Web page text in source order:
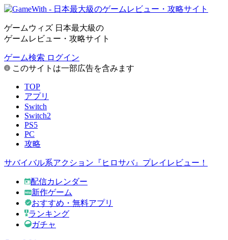
ゲームウィズ 日本最大級の
ゲームレビュー・攻略サイト
ゲーム検索 ログイン
このサイトは一部広告を含みます
TOP
アプリ
Switch
Switch2
PS5
PC
攻略
サバイバル系アクション『ヒロサバ』プレイレビュー！
配信カレンダー
新作ゲーム
おすすめ・無料アプリ
ランキング
ガチャ